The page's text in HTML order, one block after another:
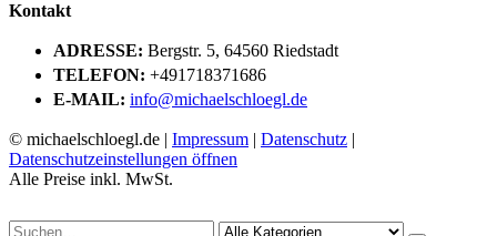
Kontakt
ADRESSE: Bergstr. 5, 64560 Riedstadt
TELEFON: +491718371686
E-MAIL: info@michaelschloegl.de
© michaelschloegl.de | Impressum | Datenschutz |
Datenschutzeinstellungen öffnen
Alle Preise inkl. MwSt.